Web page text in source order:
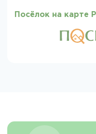
Посёлок на карте